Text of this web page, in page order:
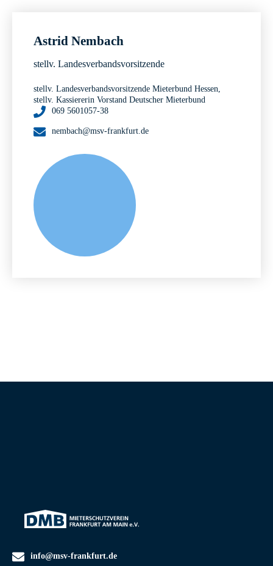
Astrid Nembach
stellv. Landesverbandsvorsitzende
stellv. Landesverbandsvorsitzende Mieterbund Hessen,
stellv. Kassiererin Vorstand Deutscher Mieterbund
069 5601057-38
nembach@msv-frankfurt.de
info@msv-frankfurt.de